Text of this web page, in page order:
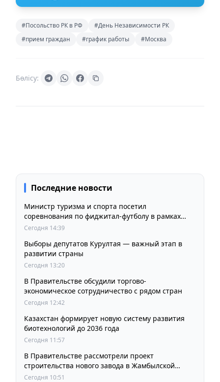
#Посольство РК в РФ
#День Независимости РК
#прием граждан
#график работы #Москва
Бөлісу:
Последние новости
Министр туризма и спорта посетил
соревнования по фиджитал-футболу в рамках
«Игр Будущего 2026»
Сегодня 14:39
Выборы депутатов Курултая — важный этап в
развитии страны
Сегодня 13:20
В Правительстве обсудили торгово-
экономическое сотрудничество с рядом стран
Сегодня 12:42
Казахстан формирует новую систему развития
биотехнологий до 2036 года
Сегодня 11:57
В Правительстве рассмотрели проект
строительства нового завода в Жамбылской
области
Сегодня 10:51